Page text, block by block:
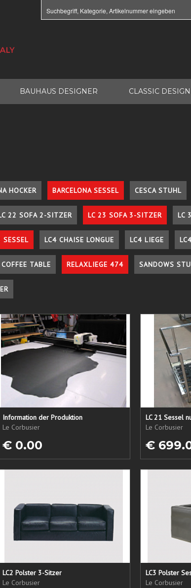
BAUHAUS DESIGNER CLASSIC DESIGN
HOCKER BARCELONA SESSEL CESCA STUHL
22 SOFA 2-SITZER LC 23 SOFA 3-SITZER LC
SESSEL LC4 CHAISE LONGUE LC4 LIEGE
TABLE RELAXLIEGE 474 SANDOWS
Information der Produktion
Le Corbusier
€ 0.00
Le Corbusier
€
LC2 Polster 3-Sitzer
Le Corbusier
LC3 Polster
Le Corbusier